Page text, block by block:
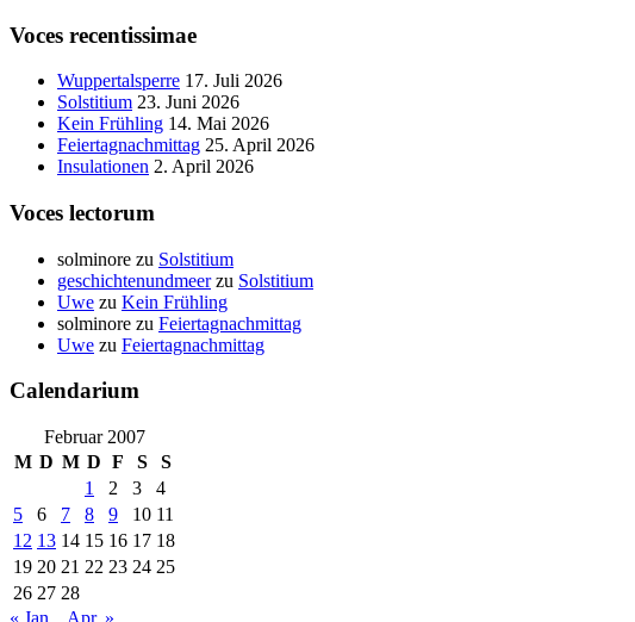
Voces recentissimae
Wuppertalsperre 17. Juli 2026
Solstitium 23. Juni 2026
Kein Frühling 14. Mai 2026
Feiertagnachmittag 25. April 2026
Insulationen 2. April 2026
Voces lectorum
solminore zu Solstitium
geschichtenundmeerzu Solstitium
Uwe zu Kein Frühling
solminore zu Feiertagnachmittag
Uwe zu Feiertagnachmittag
Calendarium
Februar 2007
M D M D F S
S
1
2 3
4
5
6 7 8 9 10 11
12 13 14 15 16 17 18
19 20 21 22 23 24 25
26 27 28